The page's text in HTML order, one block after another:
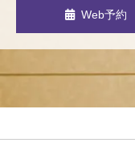
Web予約